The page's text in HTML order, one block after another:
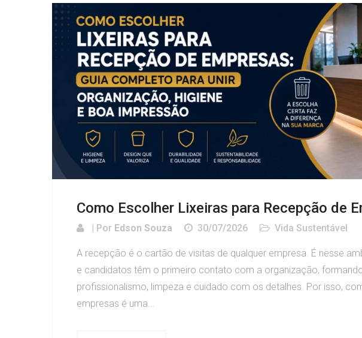
Como Escolher Lixeiras para Recepção de
| Por Edson Souza 30/07/2026 Vida Sustentável
A recepção é o cartão de visitas de qualquer empresa. É nesse
e candidatos têm o primeiro contato com a organização,
profissionalismo, limpeza e cuidado com os detalhes. Por isso,
empresas é uma...